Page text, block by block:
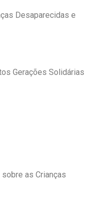
Desaparecidas e
Gerações Solidárias
as Crianças